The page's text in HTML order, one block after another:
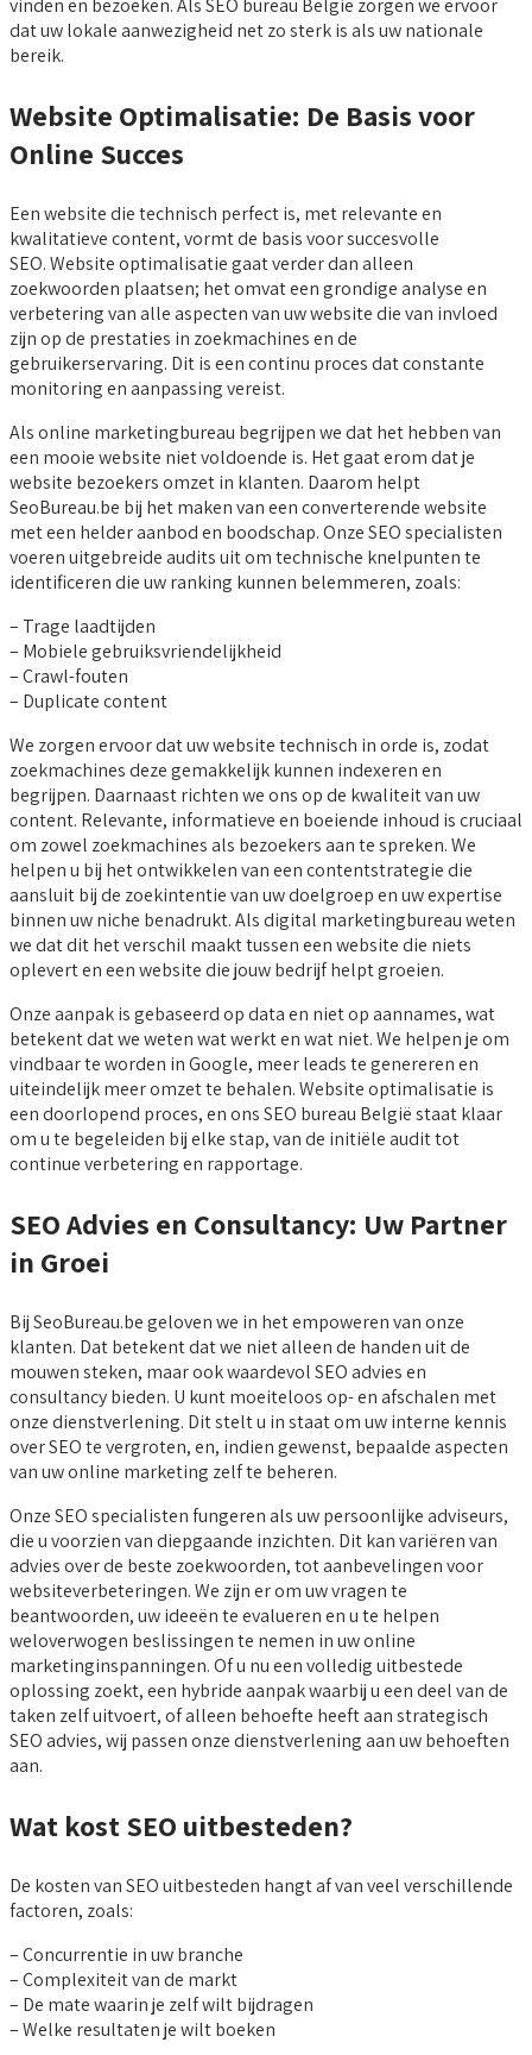
vinden en bezoeken. Als SEO bureau België zorgen we ervoor
dat uw lokale aanwezigheid net zo sterk is als uw nationale
bereik.
Website Optimalisatie: De Basis voor
Online Succes
Een website die technisch perfect is, met relevante en
kwalitatieve content, vormt de basis voor succesvolle
SEO. Website optimalisatie gaat verder dan alleen
zoekwoorden plaatsen; het omvat een grondige analyse en
verbetering van alle aspecten van uw website die van invloed
zijn op de prestaties in zoekmachines en de
gebruikerservaring. Dit is een continu proces dat constante
monitoring en aanpassing vereist.
Als online marketingbureau begrijpen we dat het hebben van
een mooie website niet voldoende is. Het gaat erom dat je
website bezoekers omzet in klanten. Daarom helpt
SeoBureau.be bij het maken van een converterende website
met een helder aanbod en boodschap. Onze SEO specialisten
voeren uitgebreide audits uit om technische knelpunten te
identificeren die uw ranking kunnen belemmeren, zoals:
– Trage laadtijden
– Mobiele gebruiksvriendelijkheid
– Crawl-fouten
– Duplicate content
We zorgen ervoor dat uw website technisch in orde is, zodat
zoekmachines deze gemakkelijk kunnen indexeren en
begrijpen. Daarnaast richten we ons op de kwaliteit van uw
content. Relevante, informatieve en boeiende inhoud is cruciaal
om zowel zoekmachines als bezoekers aan te spreken. We
helpen u bij het ontwikkelen van een contentstrategie die
aansluit bij de zoekintentie van uw doelgroep en uw expertise
binnen uw niche benadrukt. Als digital marketingbureau weten
we dat dit het verschil maakt tussen een website die niets
oplevert en een website die jouw bedrijf helpt groeien.
Onze aanpak is gebaseerd op data en niet op aannames, wat
betekent dat we weten wat werkt en wat niet. We helpen je om
vindbaar te worden in Google, meer leads te genereren en
uiteindelijk meer omzet te behalen. Website optimalisatie is
een doorlopend proces, en ons SEO bureau België staat klaar
om u te begeleiden bij elke stap, van de initiële audit tot
continue verbetering en rapportage.
SEO Advies en Consultancy: Uw Partner
in Groei
Bij SeoBureau.be geloven we in het empoweren van onze
klanten. Dat betekent dat we niet alleen de handen uit de
mouwen steken, maar ook waardevol SEO advies en
consultancy bieden. U kunt moeiteloos op- en afschalen met
onze dienstverlening. Dit stelt u in staat om uw interne kennis
over SEO te vergroten, en, indien gewenst, bepaalde aspecten
van uw online marketing zelf te beheren.
Onze SEO specialisten fungeren als uw persoonlijke adviseurs,
die u voorzien van diepgaande inzichten. Dit kan variëren van
advies over de beste zoekwoorden, tot aanbevelingen voor
websiteverbeteringen. We zijn er om uw vragen te
beantwoorden, uw ideeën te evalueren en u te helpen
weloverwogen beslissingen te nemen in uw online
marketinginspanningen. Of u nu een volledig uitbestede
oplossing zoekt, een hybride aanpak waarbij u een deel van de
taken zelf uitvoert, of alleen behoefte heeft aan strategisch
SEO advies, wij passen onze dienstverlening aan uw behoeften
aan.
Wat kost SEO uitbesteden?
De kosten van SEO uitbesteden hangt af van veel verschillende
factoren, zoals:
– Concurrentie in uw branche
– Complexiteit van de markt
– De mate waarin je zelf wilt bijdragen
– Welke resultaten je wilt boeken